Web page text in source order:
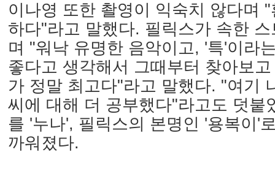
이나영 또한 촬영이 익숙치 않다며
하다"라고 말했다. 필릭스가 속한
며 "워낙 유명한 음악이고, '특'이라
좋다고 생각해서 그때부터 찾아보
가 정말 최고다"라고 말했다. "여기
씨에 대해 더 공부했다"라고도 덧붙
를 '누나', 필릭스의 본명인 '용복이'
까워졌다.